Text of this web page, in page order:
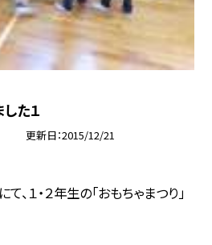
た１
更新日 2015/12/21
て、１・２年生の「おもちゃまつり」